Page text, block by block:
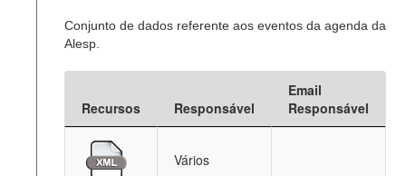
Planejamento
Catálogo de dados
Deputados Estaduais
Administração
Conjunto de dados referente aos eventos da agenda da
Alesp.
Recursos Responsável
Email
Responsável
Vários